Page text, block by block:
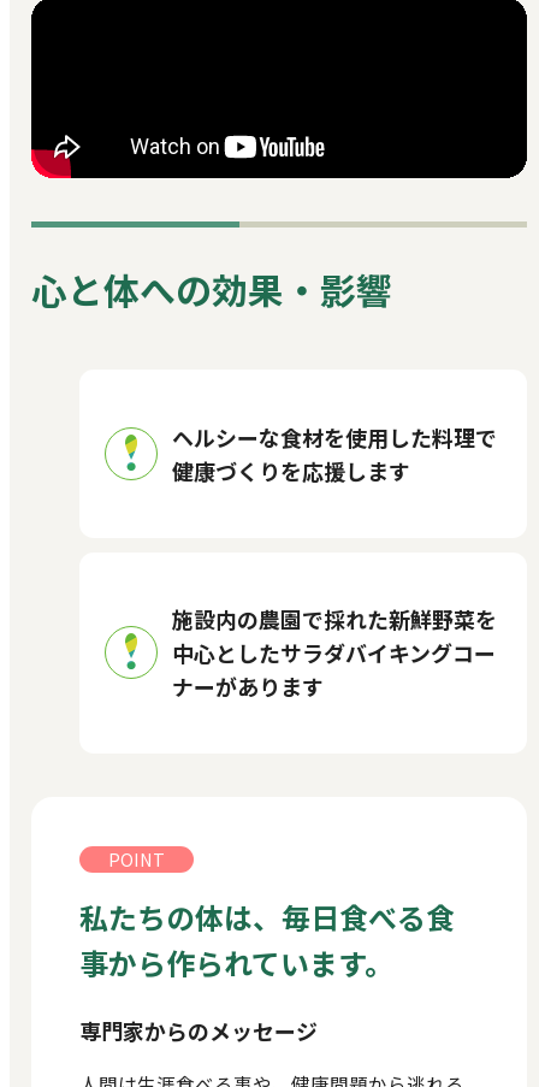
心と体への効果・影響
ヘルシーな食材を使用した料理で
健康づくりを応援します
施設内の農園で採れた新鮮野菜を
中心としたサラダバイキングコー
ナーがあります
POINT
私たちの体は、毎日食べる食
事から作られています。
専門家からのメッセージ